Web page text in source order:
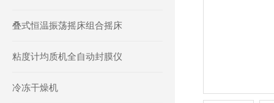
叠式恒温振荡摇床组合摇床
粘度计均质机全自动封膜仪
冷冻干燥机